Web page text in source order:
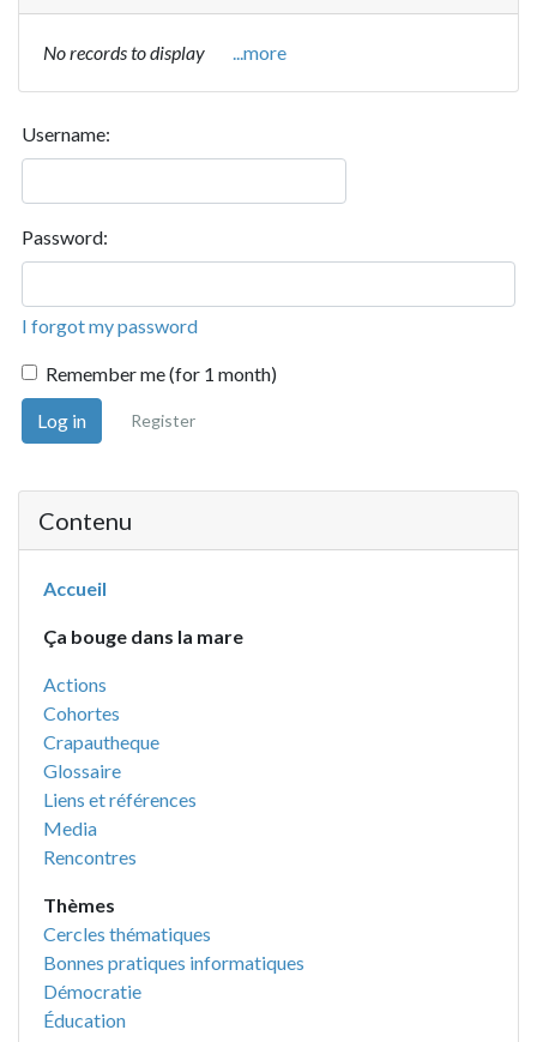
No records to display ...more
Username:
Password:
I forgot my password
Remember me (for 1 month)
Log in Register
Contenu
Accueil
Ça bouge dans la mare
Actions
Cohortes
Crapautheque
Glossaire
Liens et références
Media
Rencontres
Thèmes
Cercles thématiques
Bonnes pratiques informatiques
Démocratie
Éducation